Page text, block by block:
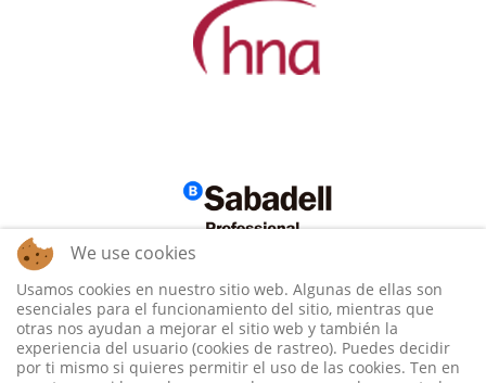
We use cookies
Usamos cookies en nuestro sitio web. Algunas de ellas son
esenciales para el funcionamiento del sitio, mientras que
otras nos ayudan a mejorar el sitio web y también la
experiencia del usuario (cookies de rastreo). Puedes decidir
por ti mismo si quieres permitir el uso de las cookies. Ten en